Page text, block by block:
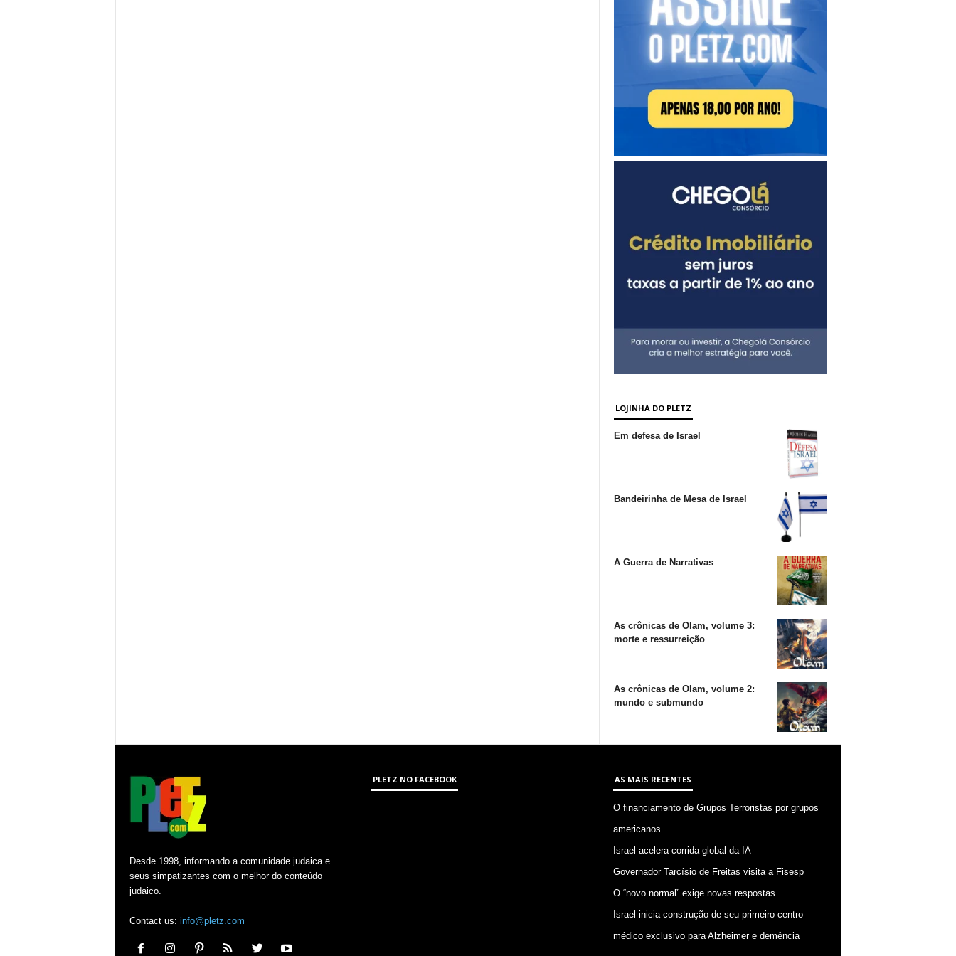
LOJINHA DO PLETZ
Em defesa de Israel
Bandeirinha de Mesa de Israel
A Guerra de Narrativas
As crônicas de Olam, volume 3:
morte e ressurreição
As crônicas de Olam, volume 2:
mundo e submundo
Desde 1998, informando a comunidade judaica e
seus simpatizantes com o melhor do conteúdo
judaico.
Contact us: info@pletz.com
PLETZ NO FACEBOOK AS MAIS RECENTES
O financiamento de Grupos Terroristas por grupos
americanos
Israel acelera corrida global da IA
Governador Tarcísio de Freitas visita a Fisesp
O “novo normal” exige novas respostas
Israel inicia construção de seu primeiro centro
médico exclusivo para Alzheimer e demência